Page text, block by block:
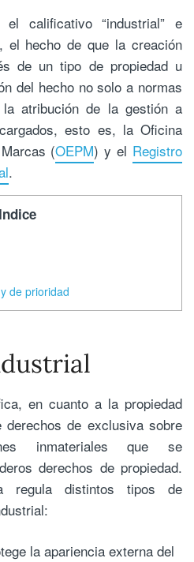
calificativo “industrial” e
el hecho de que la creación
de un tipo de propiedad u
del hecho no solo a normas
atribución de la gestión a
esto es, la Oficina
(OEPM) y el Registro
.
Indice
de prioridad
en cuanto a la propiedad
de exclusiva sobre
inmateriales que se
derechos de propiedad.
regula distintos tipos de
la apariencia externa del